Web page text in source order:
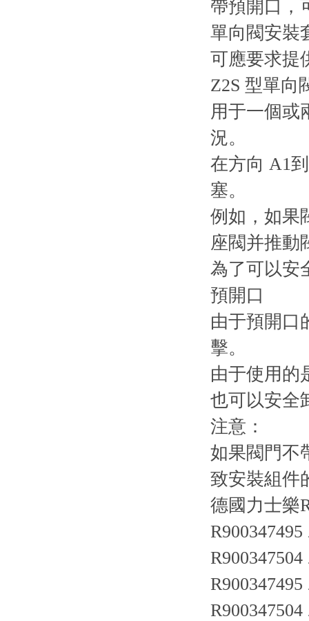
帶預開口，
單向閥安裝
可應要求提
Z2S 型單向
用于一個或
況。
在方向 A1
塞。
例如，如果
座閥并推動
為了可以安
預開口
由于預開口
擊。
由于使用的
也可以安全
注意：
如果閥門不
致安裝組件
德國力士樂